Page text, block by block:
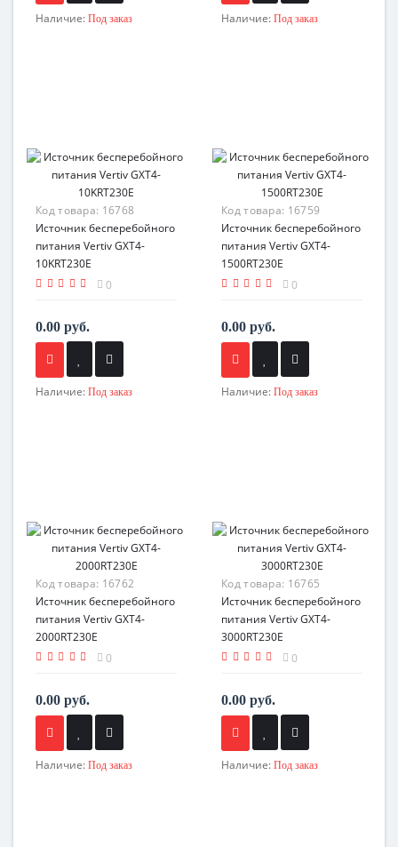
Наличие: Под заказ Наличие: Под заказ
Код товара: 16768
Источник бесперебойного
питания Vertiv GXT4-
10KRT230E
0
0.00 руб.
Наличие: Под заказ
Код товара: 16759
Источник бесперебойного
питания Vertiv GXT4-
1500RT230E
0
0.00 руб.
Наличие: Под заказ
Код товара: 16762
Источник бесперебойного
питания Vertiv GXT4-
2000RT230E
0
0.00 руб.
Наличие: Под заказ
Код товара: 16765
Источник бесперебойного
питания Vertiv GXT4-
3000RT230E
0
0.00 руб.
Наличие: Под заказ